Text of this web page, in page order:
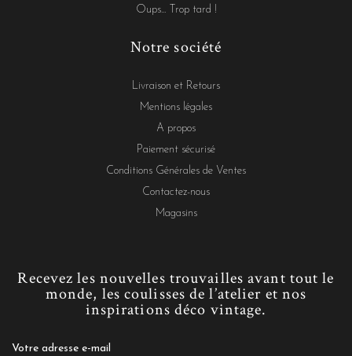
Oups... Trop tard !
Notre société
Livraison et Retours
Mentions légales
A propos
Paiement sécurisé
Conditions Générales de Ventes
Contactez-nous
Magasins
Recevez les nouvelles trouvailles avant tout le
monde, les coulisses de l’atelier et nos
inspirations déco vintage.
Votre adresse e-mail